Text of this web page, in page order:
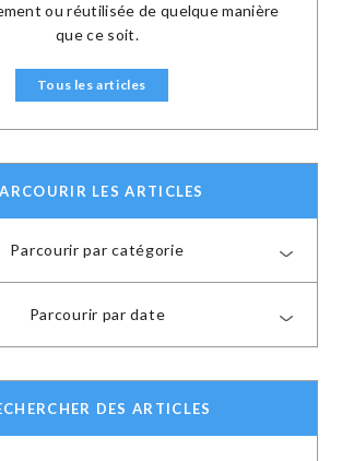
ou réutilisée de quelque manière
que ce soit.
Tous les articles
LES ARTICLES
Parcourir par catégorie
Parcourir par date
DES ARTICLES